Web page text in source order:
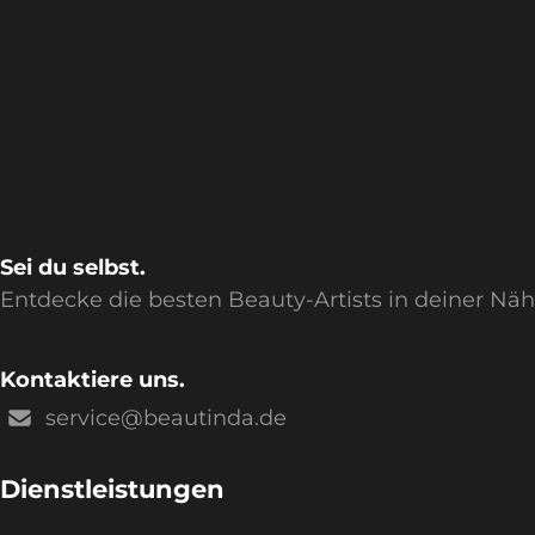
Sei du selbst.
Entdecke die besten Beauty-Artists in deiner
Kontaktiere uns.
service@beautinda.de
Dienstleistungen